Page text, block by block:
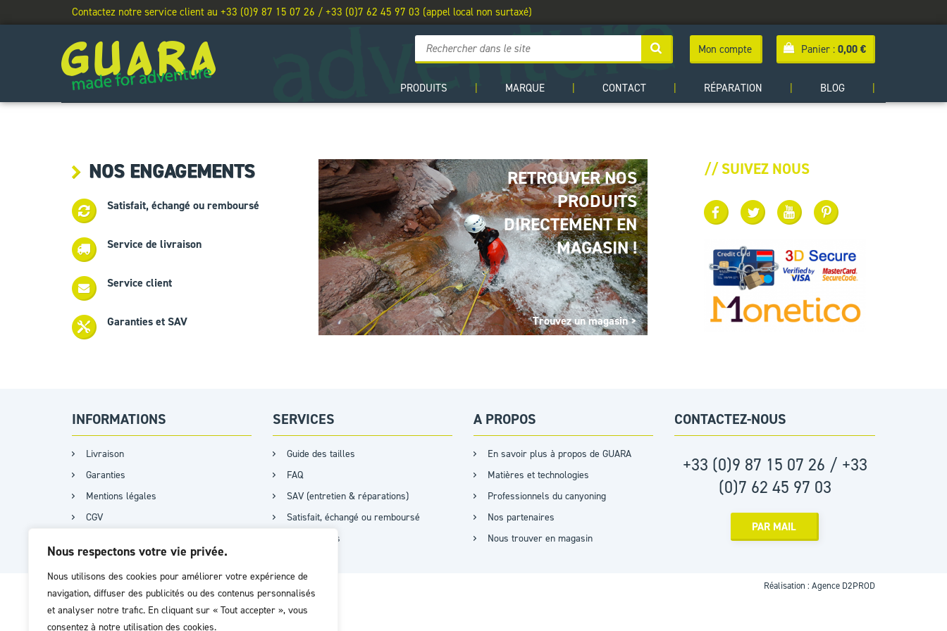
Nous respectons votre vie privée.
Nous utilisons des cookies pour améliorer votre expérience de
navigation, diffuser des publicités ou des contenus personnalisés
et analyser notre trafic. En cliquant sur « Tout accepter », vous
consentez à notre utilisation des cookies.
Contactez notre service client au +33 (0)9 87 15 07 26 / +33 (0)7 62 45 97 03 (appel local non surtaxé)
Panier : 0,00 €
Mon compte
PRODUITS MARQUE CONTACT RÉPARATION BLOG
NOS ENGAGEMENTS
Satisfait, échangé ou remboursé
Service de livraison
Service client
Garanties et SAV
RETROUVER NOS
PRODUITS
DIRECTEMENT EN
MAGASIN !
Trouvez un magasin >
// SUIVEZ NOUS
INFORMATIONS
Livraison
Garanties
Mentions légales
CGV
SERVICES
Guide des tailles
FAQ
SAV (entretien & réparations)
Satisfait, échangé ou remboursé
Certifications
A PROPOS
En savoir plus à propos de GUARA
Matières et technologies
Professionnels du canyoning
Nos partenaires
Nous trouver en magasin
CONTACTEZ-NOUS
+33 (0)9 87 15 07 26 / +33
(0)7 62 45 97 03
PAR MAIL
Réalisation : Agence D2PROD